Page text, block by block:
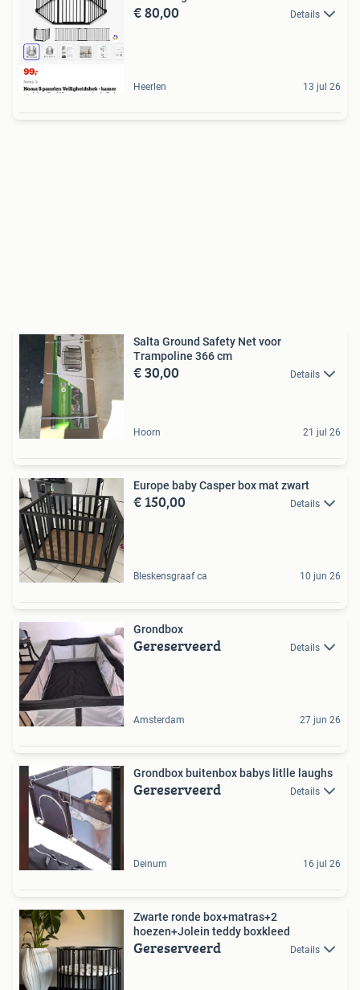
€ 80,00 Details
Heerlen 13 jul 26
Salta Ground Safety Net voor
Trampoline 366 cm
€ 30,00 Details
Hoorn 21 jul 26
Europe baby Casper box mat zwart
€ 150,00 Details
Bleskensgraaf ca 10 jun 26
Grondbox
Gereserveerd Details
Amsterdam 27 jun 26
Grondbox buitenbox babys litlle laughs
Gereserveerd Details
Deinum 16 jul 26
Zwarte ronde box+matras+2
hoezen+Jolein teddy boxkleed
Gereserveerd Details